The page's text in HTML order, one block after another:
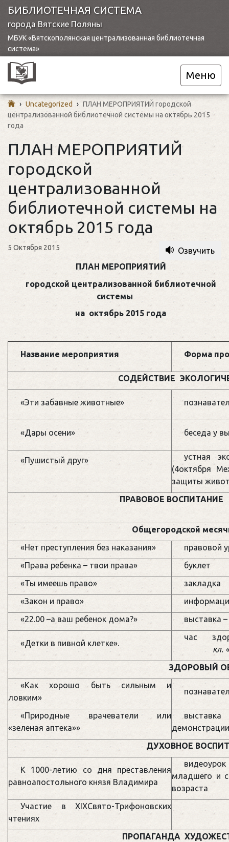
БИБЛИОТЕЧНАЯ СИСТЕМА
города Вятские Поляны
МБУК «Вятскополянская централизованная библиотечная
система»
Меню
› Uncategorized › ПЛАН МЕРОПРИЯТИЙ городской
централизованной библиотечной системы на октябрь 2015
года
ПЛАН МЕРОПРИЯТИЙ
городской
централизованной
библиотечной системы на
октябрь 2015 года
5 Октября 2015
Озвучить
ПЛАН МЕРОПРИЯТИЙ
городской централизованной библиотечной
системы
на октябрь 2015 года
Название мероприятия Форма
СОДЕЙСТВИЕ
«Эти забавные животные»
«Дары осени» беседа у
«Пушистый друг»
устная
(4октября
защиты
ПРАВОВОЕ
Общегородской
«Нет преступления без наказания»
правовой
«Права ребенка – твои права»
буклет
«Ты имеешь право»
закладка
«Закон и право»
«22.00 –а ваш ребенок дома?»
выставка
«Детки в пивной клетке».
час
кл.
ЗДОРОВЫЙ
«Как хорошо быть сильным и
ловким»
«Природные врачеватели или
«зеленая аптека»»
ДУХОВНОЕ
К 1000-летию со дня преставления
равноапостольного князя Владимира
младшего и
возраста
Участие в XIXСвято-Трифоновских
чтениях
ПРОПАГАНДА